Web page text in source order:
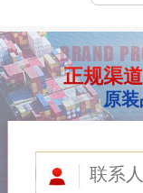
BRAND
正规渠
原